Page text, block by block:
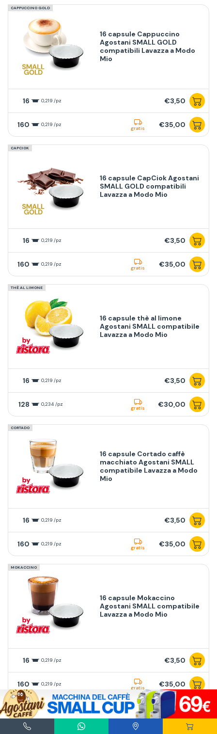
CAPPUCCINO GOLD
16 capsule Cappuccino
Agostani SMALL GOLD
compatibili Lavazza a Modo
Mio
16 0,219 /pz €3,50
160 0,219 /pz
gratis €35,00
CAPCIOK
16 capsule CapCiok Agostani
SMALL GOLD compatibili
Lavazza a Modo Mio
16 0,219 /pz €3,50
160 0,219 /pz
gratis €35,00
THÈ AL LIMONE
16 capsule thè al limone
Agostani SMALL compatibile
Lavazza a Modo Mio
16 0,219 /pz €3,50
128 0,234 /pz
gratis €30,00
CORTADO
16 capsule Cortado caffè
macchiato Agostani SMALL
compatibile Lavazza a Modo
Mio
16 0,219 /pz €3,50
160 0,219 /pz
gratis €35,00
MOKACCINO
16 capsule Mokaccino
Agostani SMALL compatibile
Lavazza a Modo Mio
16 0,219 /pz €3,50
160 0,219 /pz
gratis €35,00
MINICIOK